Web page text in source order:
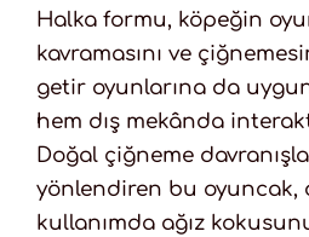
Halka formu, köpeğin
kavramasını ve
getir oyunlarına da
hem dış mekânda
Doğal çiğneme
yönlendiren bu oyuncak,
kullanımda ağız